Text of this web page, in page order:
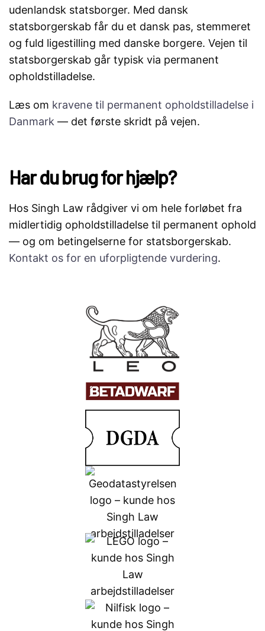
udenlandsk statsborger. Med dansk
statsborgerskab får du et dansk pas, stemmeret
og fuld ligestilling med danske borgere. Vejen til
statsborgerskab går typisk via permanent
opholdstilladelse.
Læs om kravene til permanent opholdstilladelse i
Danmark — det første skridt på vejen.
Har du brug for hjælp?
Hos Singh Law rådgiver vi om hele forløbet fra
midlertidig opholdstilladelse til permanent ophold
— og om betingelserne for statsborgerskab.
Kontakt os for en uforpligtende vurdering.